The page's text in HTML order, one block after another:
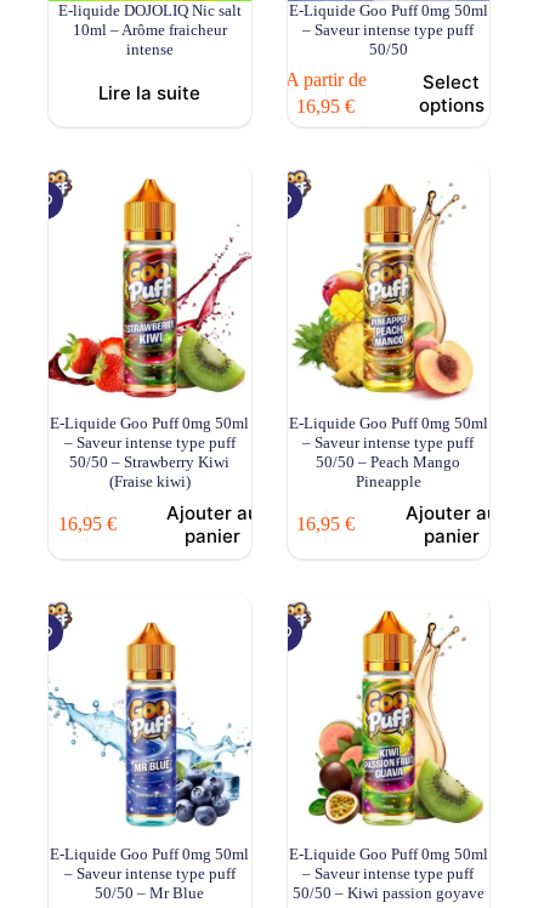
E-liquide DOJOLIQ Nic salt
10ml – Arôme fraicheur
intense
Lire la suite
E-Liquide Goo Puff 0mg 50ml
– Saveur intense type puff
50/50
A partir de
16,95€
Select
options
Ce
produit
Les
options
page
E-Liquide Goo Puff 0mg 50ml
– Saveur intense type puff
50/50 – Strawberry Kiwi
(Fraise kiwi)
16,95 €
Ajouter au
panier
E-Liquide Goo Puff 0mg 50ml
– Saveur intense type puff
50/50 – Peach Mango
Pineapple
16,95€
Ajouter au
panier
E-Liquide Goo Puff 0mg 50ml
– Saveur intense type puff
50/50 – Mr Blue
E-Liquide Goo Puff 0mg 50ml
– Saveur intense type puff
50/50 – Kiwi passion goyave